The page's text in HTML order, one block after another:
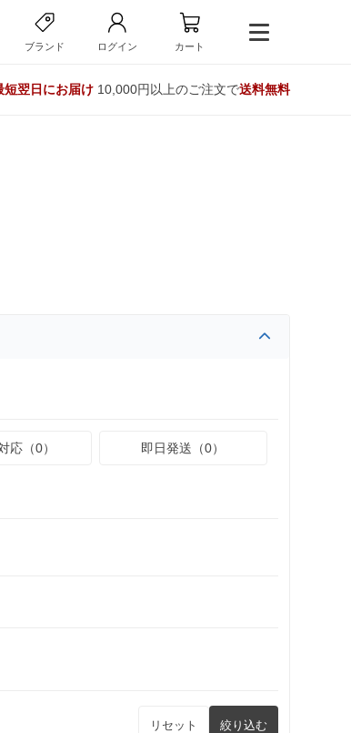
ブランド ログイン カート
短翌日にお届け10,000円以上のご注文で送料無料
応（0） 即日発送（0）
リセット 絞り込む